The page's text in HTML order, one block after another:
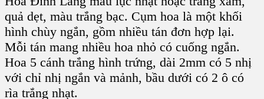
quả dẹt, màu trắng bạc. Cụm hoa là một khối
hình chùy ngắn, gồm nhiều tán đơn hợp lại.
Mỗi tán mang nhiều hoa nhỏ có cuống ngắn.
Hoa 5 cánh trắng hình trứng, dài 2mm có 5 nhị
với chỉ nhị ngắn và mảnh, bầu dưới có 2 ô có
rìa trắng nhạt.